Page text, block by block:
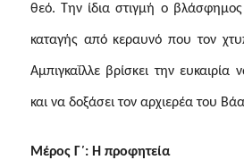
θεό. Την ίδια στιγμή ο βλάσφημος
καταγής από κεραυνό που τον
Αμπιγκαΐλλε βρίσκει την
και να δοξάσει τον αρχιερέα του
Μέρος Γ΄: Η προφητεία